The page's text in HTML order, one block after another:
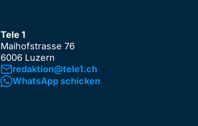
Tele 1
Maihofstrasse 76
6006 Luzern
redaktion@tele1.ch
WhatsApp schicken